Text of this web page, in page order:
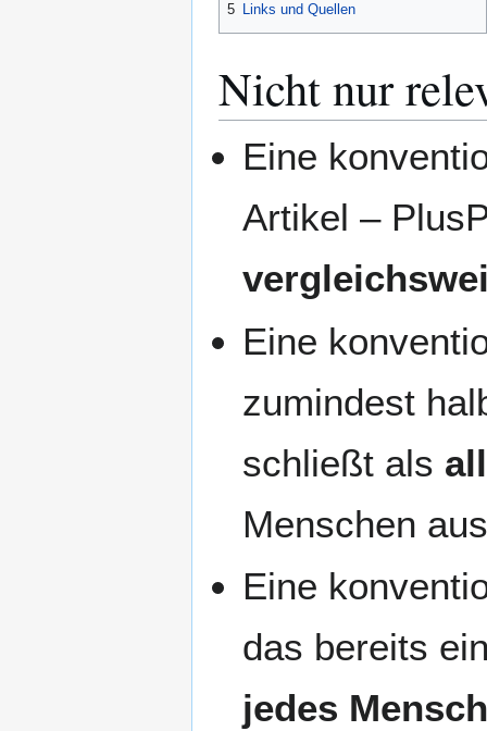
5 Links und Quellen
Nicht nur
Eine
Artikel –
Eine
zumindest
schließt als
Menschen
Eine
das bereits
jedes